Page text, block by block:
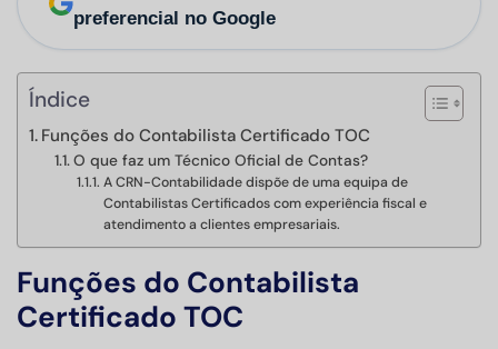
preferencial no Google
Índice
Funções do Contabilista Certificado TOC
O que faz um Técnico Oficial de Contas?
A CRN-Contabilidade dispõe de uma equipa de
Contabilistas Certificados com experiência fiscal e
atendimento a clientes empresariais.
Funções do Contabilista
Certificado TOC